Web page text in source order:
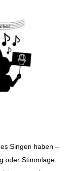
Singen haben –
oder Stimmlage.